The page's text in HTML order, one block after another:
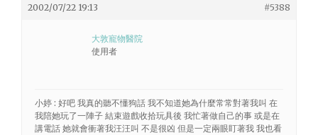
2002/07/22 19:13 #5388
大敦寵物醫院
使用者
小婷 : 好吧 我真的聽不懂狗話 我不知道她為什麼常常對著我叫 在
我陪她玩了一陣子 結束遊戲收拾玩具後 我忙著做自己的事 或是在
講電話 她就會衝著我汪汪叫 不是很凶 但是一定兩眼盯著我 我也看